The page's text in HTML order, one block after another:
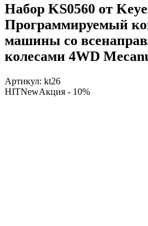
Набор KS0560 от
Программируемый
машины со
колесами 4WD
Артикул: kt26
HITNewАкция - 10%